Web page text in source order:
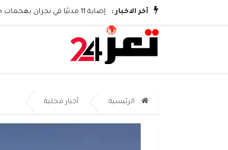
آخر الاخبار : إصابة 11 مدنيًا في نجران بهجمات حوثية.. والتحالف يؤكد اتخاذ إجراءات رادعة
الرئيسية أخبار محلية